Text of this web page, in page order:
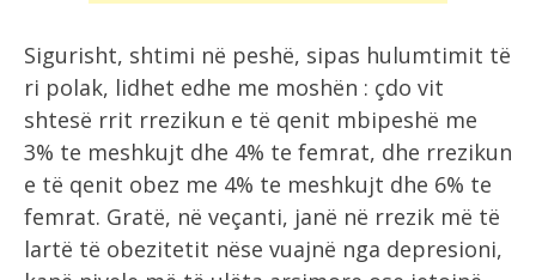
Sigurisht, shtimi në peshë, sipas hulumtimit të
ri polak, lidhet edhe me moshën : çdo vit
shtesë rrit rrezikun e të qenit mbipeshë me
3% te meshkujt dhe 4% te femrat, dhe rrezikun
e të qenit obez me 4% te meshkujt dhe 6% te
femrat. Gratë, në veçanti, janë në rrezik më të
lartë të obezitetit nëse vuajnë nga depresioni,